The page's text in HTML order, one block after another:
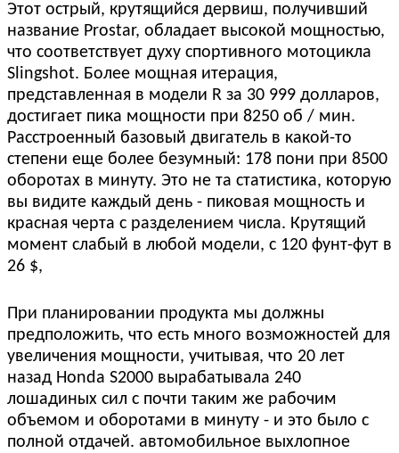
Этот острый, крутящийся дервиш, получивший
название Prostar, обладает высокой мощностью,
что соответствует духу спортивного мотоцикла
Slingshot. Более мощная итерация,
представленная в модели R за 30 999 долларов,
достигает пика мощности при 8250 об / мин.
Расстроенный базовый двигатель в какой-то
степени еще более безумный: 178 пони при 8500
оборотах в минуту. Это не та статистика, которую
вы видите каждый день - пиковая мощность и
красная черта с разделением числа. Крутящий
момент слабый в любой модели, с 120 фунт-фут в
26 $,
При планировании продукта мы должны
предположить, что есть много возможностей для
увеличения мощности, учитывая, что 20 лет
назад Honda S2000 вырабатывала 240
лошадиных сил с почти таким же рабочим
объемом и оборотами в минуту - и это было с
полной отдачей. автомобильное выхлопное